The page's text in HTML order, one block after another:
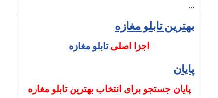
...
بهترین تابلو مغازه
اجزا اصلیتابلو مغازه
پایان
پایان جستجو برای انتخاب بهترین تابلو مغاره